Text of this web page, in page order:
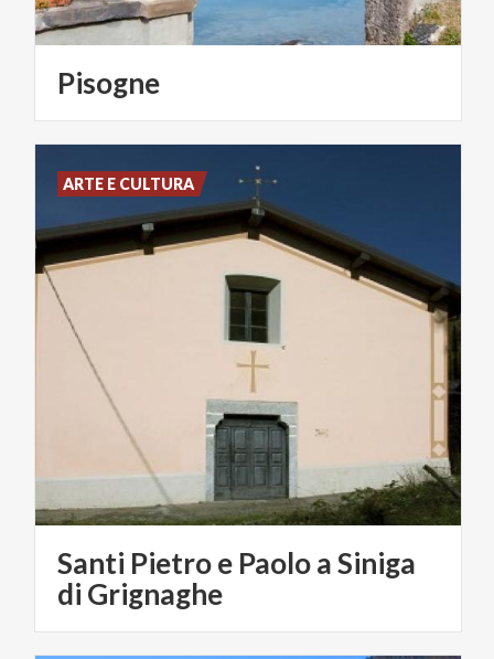
Pisogne
Santi Pietro e Paolo a Siniga
di Grignaghe
ARTE E CULTURA